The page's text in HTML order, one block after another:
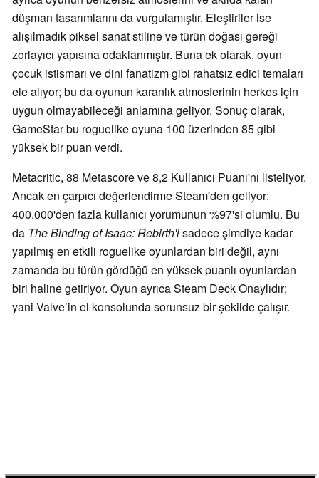
düşman tasarımlarını da vurgulamıştır. Eleştiriler ise
alışılmadık piksel sanat stiline ve türün doğası gereği
zorlayıcı yapısına odaklanmıştır. Buna ek olarak, oyun
çocuk istismarı ve dini fanatizm gibi rahatsız edici temaları
ele alıyor; bu da oyunun karanlık atmosferinin herkes için
uygun olmayabileceği anlamına geliyor. Sonuç olarak,
GameStar bu roguelike oyuna 100 üzerinden 85 gibi
yüksek bir puan verdi.
Metacritic, 88 Metascore ve 8,2 Kullanıcı Puanı'nı listeliyor.
Ancak en çarpıcı değerlendirme Steam'den geliyor:
400.000'den fazla kullanıcı yorumunun %97'si olumlu. Bu
da The Binding of Isaac: Rebirth'isadece şimdiye kadar
yapılmış en etkili roguelike oyunlardan biri değil, aynı
zamanda bu türün gördüğü en yüksek puanlı oyunlardan
biri haline getiriyor. Oyun ayrıca Steam Deck Onaylıdır;
yani Valve’in el konsolunda sorunsuz bir şekilde çalışır.